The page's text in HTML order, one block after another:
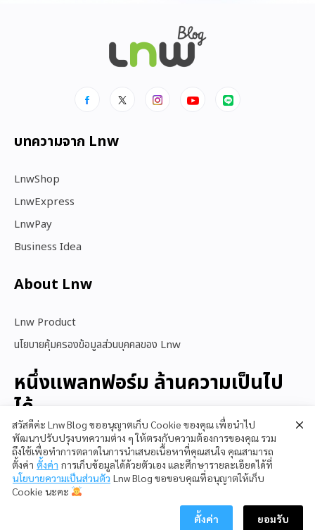
บทความจาก Lnw
LnwShop
LnwExpress
LnwPay
Business Idea
About Lnw​
Lnw Product
นโยบายคุ้มครองข้อมูลส่วนบุคคลของ Lnw
หนึ่งแพลทฟอร์ม ล้านความเป็นไป
ได้
สนใจใช้ LnwShop
Copyright © 2023 LnwShop Company Limited
สวัสดีค่ะ Lnw Blog ขออนุญาตเก็บ Cookie ของคุณ เพื่อนำไป
พัฒนาปรับปรุงบทความต่าง ๆ ให้ตรงกับความต้องการของคุณ รวม
ถึงใช้เพื่อทำการตลาดในการนำเสนอเนื้อหาที่คุณสนใจ คุณสามารถ
ตั้งค่า ตั้งค่า การเก็บข้อมูลได้ด้วยตัวเอง และศึกษารายละเอียดได้ที่
นโยบายความเป็นส่วนตัว Lnw Blog ขอขอบคุณที่อนุญาตให้เก็บ
Cookie นะคะ
ตั้งค่า ยอมรับ